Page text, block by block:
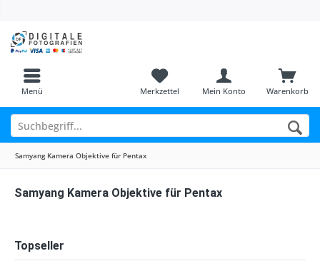
Menü Warenkorb
Merkzettel Mein Konto
Samyang Kamera Objektive für Pentax
Samyang Kamera Objektive für Pentax
Topseller